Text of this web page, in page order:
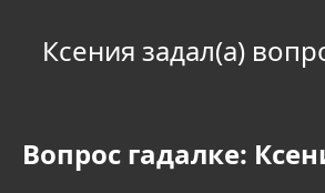
Ксения задал(а)
Вопрос гадалке: